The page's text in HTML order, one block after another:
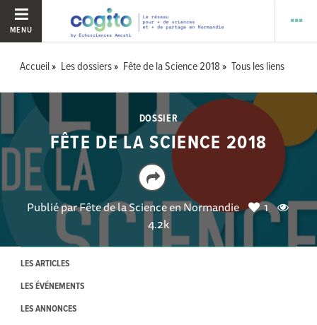
MENU
Accueil Les dossiers Fête de la Science 2018 Tous les liens
DOSSIER
FÊTE DE LA SCIENCE 2018
Publié parFête de la Science en Normandie
1
4.2k
LES ARTICLES
LES ÉVÉNEMENTS
LES ANNONCES